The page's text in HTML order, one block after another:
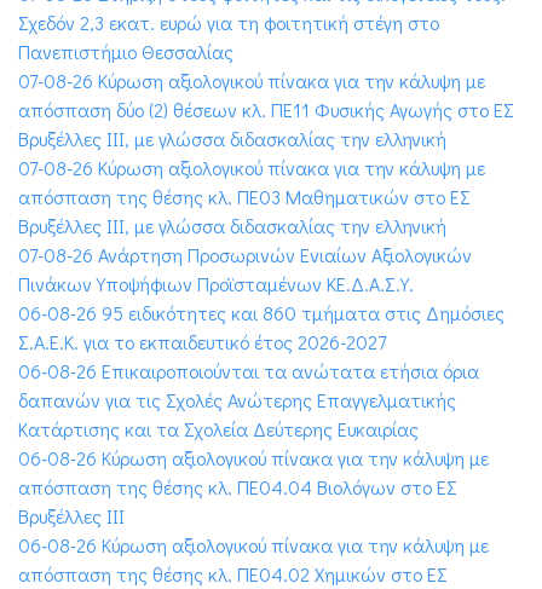
Σχεδόν 2,3 εκατ. ευρώ για τη φοιτητική στέγη στο
Πανεπιστήμιο Θεσσαλίας
07-08-26 Κύρωση αξιολογικού πίνακα για την κάλυψη με
απόσπαση δύο (2) θέσεων κλ. ΠΕ11 Φυσικής Αγωγής στο ΕΣ
Βρυξέλλες ΙΙΙ, με γλώσσα διδασκαλίας την ελληνική
07-08-26 Κύρωση αξιολογικού πίνακα για την κάλυψη με
απόσπαση της θέσης κλ. ΠΕ03 Μαθηματικών στο ΕΣ
Βρυξέλλες ΙΙΙ, με γλώσσα διδασκαλίας την ελληνική
07-08-26 Ανάρτηση Προσωρινών Ενιαίων Αξιολογικών
Πινάκων Υποψήφιων Προϊσταμένων ΚΕ.Δ.Α.Σ.Υ.
06-08-26 95 ειδικότητες και 860 τμήματα στις Δημόσιες
Σ.Α.Ε.Κ. για το εκπαιδευτικό έτος 2026-2027
06-08-26 Επικαιροποιούνται τα ανώτατα ετήσια όρια
δαπανών για τις Σχολές Ανώτερης Επαγγελματικής
Κατάρτισης και τα Σχολεία Δεύτερης Ευκαιρίας
06-08-26 Κύρωση αξιολογικού πίνακα για την κάλυψη με
απόσπαση της θέσης κλ. ΠΕ04.04 Βιολόγων στο ΕΣ
Βρυξέλλες ΙΙΙ
06-08-26 Κύρωση αξιολογικού πίνακα για την κάλυψη με
απόσπαση της θέσης κλ. ΠΕ04.02 Χημικών στο ΕΣ